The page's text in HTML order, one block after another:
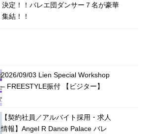
決定！！バレエ団ダンサー７名が豪華
集結！！
2026/09/03 Lien Special Workshop
– FREESTYLE振付 【ビジター】
【契約社員／アルバイト採用・求人
情報】Angel R Dance Palace バレ